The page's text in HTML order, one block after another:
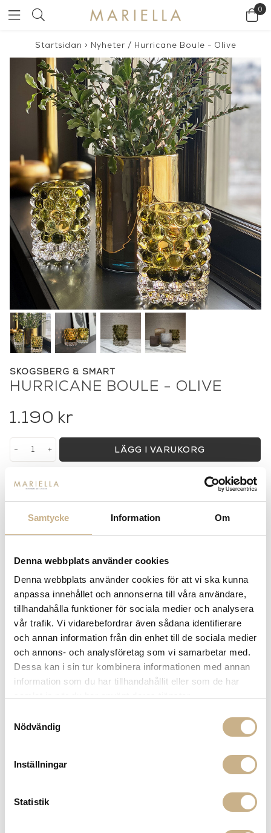
Samtycke Information Om
Denna webbplats använder cookies
Denna webbplats använder cookies för att vi ska kunna
anpassa innehållet och annonserna till våra användare,
tillhandahålla funktioner för sociala medier och analysera
vår trafik. Vi vidarebefordrar även sådana identifierare
och annan information från din enhet till de sociala medier
och annons- och analysföretag som vi samarbetar med.
Dessa kan i sin tur kombinera informationen med annan
information som du har tillhandahållit eller som de har
Nödvändig
Inställningar
Statistik
0
Startsidan > Nyheter/ Hurricane Boule - Olive
SKOGSBERG & SMART
HURRICANE BOULE - OLIVE
1.190 kr
+
- LÄGG I VARUKORG
10% välkomstrabatt
nyhetsbrev
900:- i frakt vid köp av större möbler
Hämta i butik
FRÅGA OSS OM PRODUKTEN
BESKRIVNING